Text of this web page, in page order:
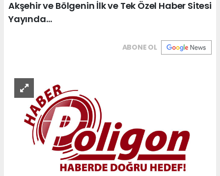
Akşehir ve Bölgenin İlk ve Tek Özel Haber Sitesi
Yayında…
ABONE OL